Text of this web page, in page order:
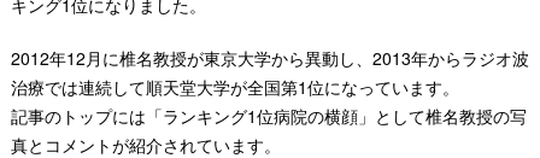
キング1位になりました。
2012年12月に椎名教授が東京大学から異動し、2013年からラジオ波
治療では連続して順天堂大学が全国第1位になっています。
記事のトップには「ランキング1位病院の横顔」として椎名教授の写
真とコメントが紹介されています。